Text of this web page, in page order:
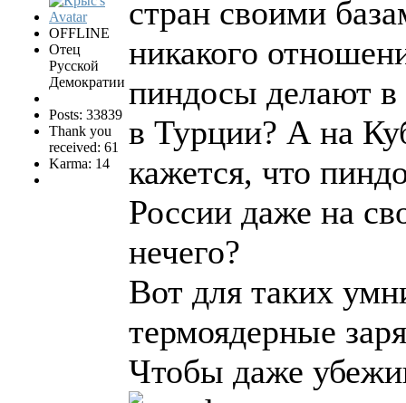
OFFLINE
Отец
Русской
Демократии
Posts: 33839
Thank you
received: 61
Karma: 14
стран своими
никакого
пиндосы делают
в Турции? А на
кажется, что
России даже на
нечего?
Вот для таких
термоядерные
Чтобы даже